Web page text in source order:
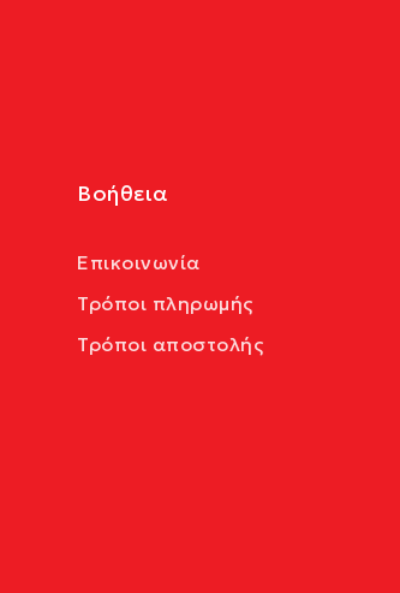
Βοήθεια
Επικοινωνία
Τρόποι πληρωμής
Τρόποι αποστολής